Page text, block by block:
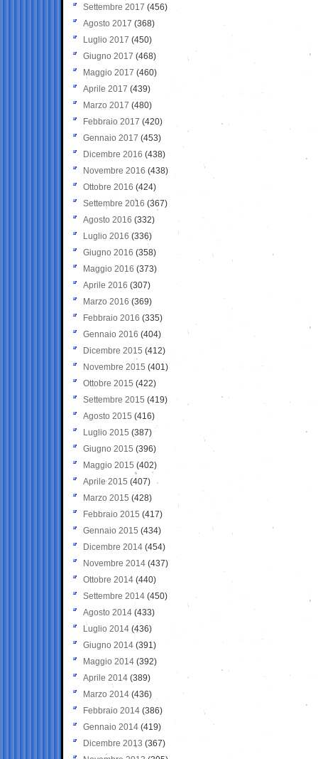
Settembre 2017 (456)
Agosto 2017 (368)
Luglio 2017 (450)
Giugno 2017 (468)
Maggio 2017 (460)
Aprile 2017 (439)
Marzo 2017 (480)
Febbraio 2017 (420)
Gennaio 2017 (453)
Dicembre 2016 (438)
Novembre 2016 (438)
Ottobre 2016 (424)
Settembre 2016 (367)
Agosto 2016 (332)
Luglio 2016 (336)
Giugno 2016 (358)
Maggio 2016 (373)
Aprile 2016 (307)
Marzo 2016 (369)
Febbraio 2016 (335)
Gennaio 2016 (404)
Dicembre 2015 (412)
Novembre 2015 (401)
Ottobre 2015 (422)
Settembre 2015 (419)
Agosto 2015 (416)
Luglio 2015 (387)
Giugno 2015 (396)
Maggio 2015 (402)
Aprile 2015 (407)
Marzo 2015 (428)
Febbraio 2015 (417)
Gennaio 2015 (434)
Dicembre 2014 (454)
Novembre 2014 (437)
Ottobre 2014 (440)
Settembre 2014 (450)
Agosto 2014 (433)
Luglio 2014 (436)
Giugno 2014 (391)
Maggio 2014 (392)
Aprile 2014 (389)
Marzo 2014 (436)
Febbraio 2014 (386)
Gennaio 2014 (419)
Dicembre 2013 (367)